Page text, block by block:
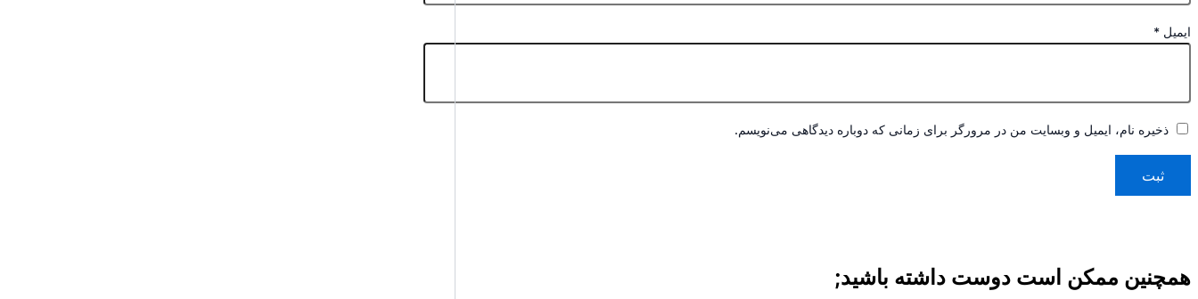
ایمیل *
ذخیره نام، ایمیل و وبسایت من در مرورگر برای زمانی که دوباره دیدگاهی می‌نویسم.
همچنین ممکن است دوست داشته باشید;